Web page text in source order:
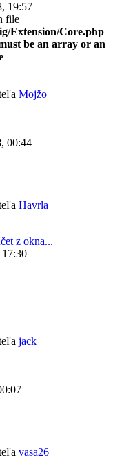
19:57
file
Extension/Core.php
be an array or an
Mojžo
00:44
Havrla
z okna...
17:30
jack
vasa26